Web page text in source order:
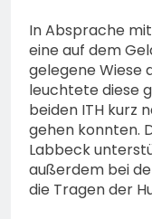
In Absprache
eine auf dem
gelegene Wiese
leuchtete diese
beiden ITH kurz
gehen konnten.
Labbeck
außerdem bei
die Tragen der